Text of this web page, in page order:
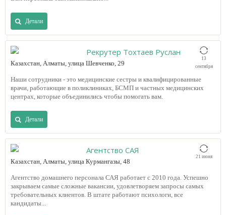
Детали
13
сентября
Рекрутер Тохтаев Руслан
Казахстан, Алматы, улица Шевченко, 29
Наши сотрудники - это медицинские сестры и квалифицированные
врачи, работающие в поликлиниках, БСМП и частных медицинских
центрах, которые объединились чтобы помогать вам.
Детали
21 июня
Агентство САЯ
Казахстан, Алматы, улица Курмангазы, 48
Агентство домашнего персонала САЯ работает с 2010 года. Успешно
закрываем самые сложные вакансии, удовлетворяем запросы самых
требовательных клиентов. В штате работают психологи, все
кандидаты...